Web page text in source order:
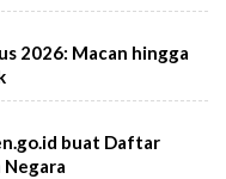
2026: Macan hingga
buat Daftar
Negara